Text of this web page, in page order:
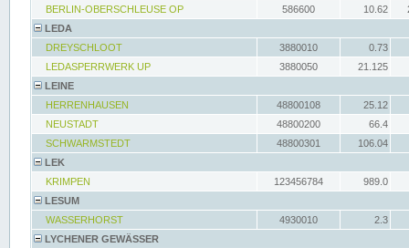
BERLIN-OBERSCHLEUSE OP
586600 10.62
LEDA
DREYSCHLOOT
3880010
0.73
LEDASPERRWERK UP
3880050
21.125
LEINE
HERRENHAUSEN
48800108
25.12
NEUSTADT
48800200
66.4
SCHWARMSTEDT
48800301
106.04
LEK
KRIMPEN
123456784
989.0
LESUM
WASSERHORST
4930010
2.3
LYCHENER GEWÄSSER